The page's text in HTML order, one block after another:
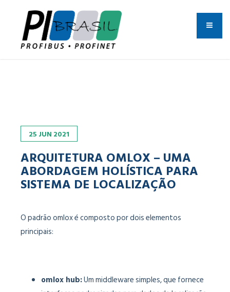
25 JUN 2021
ARQUITETURA OMLOX – UMA
ABORDAGEM HOLÍSTICA PARA
SISTEMA DE LOCALIZAÇÃO
O padrão omlox é composto por dois elementos
principais:
omlox hub:Um middleware simples, que fornece